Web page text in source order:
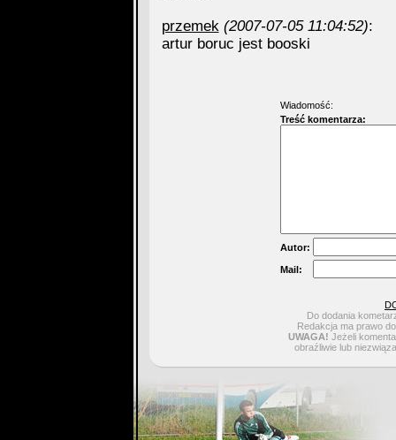
przemek (2007-07-05 11:04:52):
artur boruc jest booski
Wiadomość:
Treść komentarza:
Autor:
Mail:
Do dodania
Redakcja ma prawo
UWAGA! Jeżeli
obraźliwie lub